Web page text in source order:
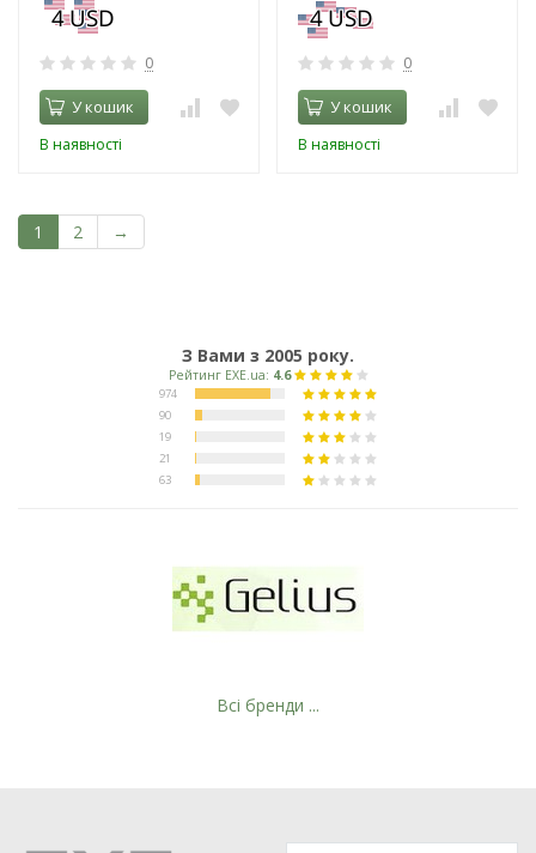
0
У кошик
В наявності
0
У кошик
В наявності
1 2 →
З Вами з 2005 року.
Всі бренди ...